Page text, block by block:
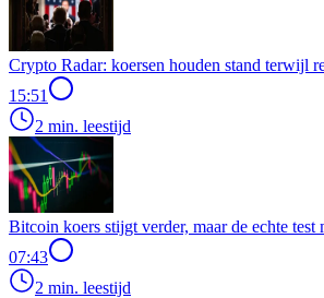
Crypto Radar: koersen houden stand terwijl
15:51
2 min. leestijd
Bitcoin koers stijgt verder, maar de echte test
07:43
2 min. leestijd